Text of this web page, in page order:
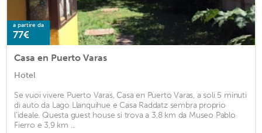
a partire da
77€
Casa en Puerto Varas
Hotel
Se vuoi vivere Puerto Varas, Casa en Puerto Varas, a soli 5 minuti
di auto da Lago Llanquihue e Casa Raddatz sembra proprio
l'ideale. Questa guest house si trova a 3,8 km da Museo Pablo
Fierro e 3,9 km ...